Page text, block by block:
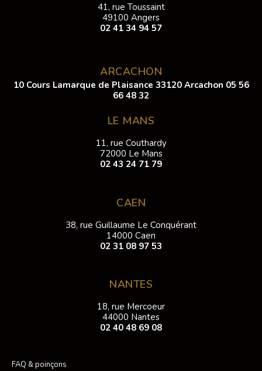
41, rue Toussaint
49100 Angers
02 41 34 94 57
ARCACHON
10 Cours Lamarque de Plaisance 33120 Arcachon 05 56
66 48 32
LE MANS
11, rue Couthardy
72000 Le Mans
02 43 24 71 79
CAEN
38, rue Guillaume Le Conquérant
14000 Caen
02 31 08 97 53
NANTES
18, rue Mercoeur
44000 Nantes
02 40 48 69 08
FAQ & poinçons